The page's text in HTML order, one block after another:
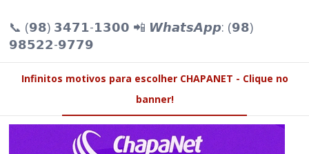
📞 (𝟵𝟴) 𝟯𝟰𝟳𝟭-𝟭𝟯𝟬𝟬 📲 𝙒𝙝𝙖𝙩𝙨𝘼𝙥𝙥: (𝟵𝟴)
𝟵𝟴𝟱𝟮𝟮-𝟵𝟳𝟳𝟵
Infinitos motivos para escolher CHAPANET - Clique no
banner!